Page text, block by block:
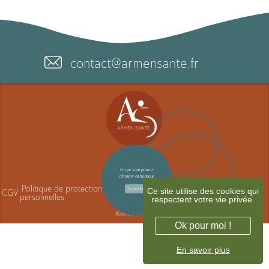
Ce que vous pouvez
retrouver en boutique
Nos produits
contact@armensante.fr
CGV Politique de protection des données
personnelles
Mentions
légales
Politique de
confidentialité
Réalisé par JODEE
Ce site utilise des cookies qui
respectent votre vie privée.
Ok pour moi !
En savoir plus